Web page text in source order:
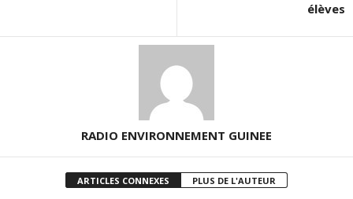
élèves
RADIO ENVIRONNEMENT GUINEE
ARTICLES CONNEXES PLUS DE L'AUTEUR